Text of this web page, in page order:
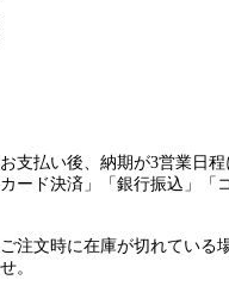
支払い後、納期が3営業日程
ード決済」「銀行振込」「
注文時に在庫が切れている
。